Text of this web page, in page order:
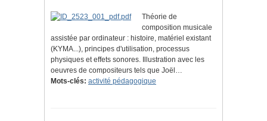
Théorie de
composition musicale
assistée par ordinateur : histoire, matériel existant
(KYMA...), principes d'utilisation, processus
physiques et effets sonores. Illustration avec les
oeuvres de compositeurs tels que Joël…
Mots-clés: activité pédagogique